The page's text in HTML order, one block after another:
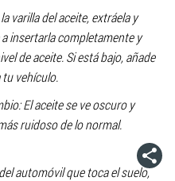
varilla del aceite, extráela y
insertarla completamente y
de aceite. Si está bajo, añade
vehículo.
El aceite se ve oscuro y
ruidoso de lo normal.
automóvil que toca el suelo,